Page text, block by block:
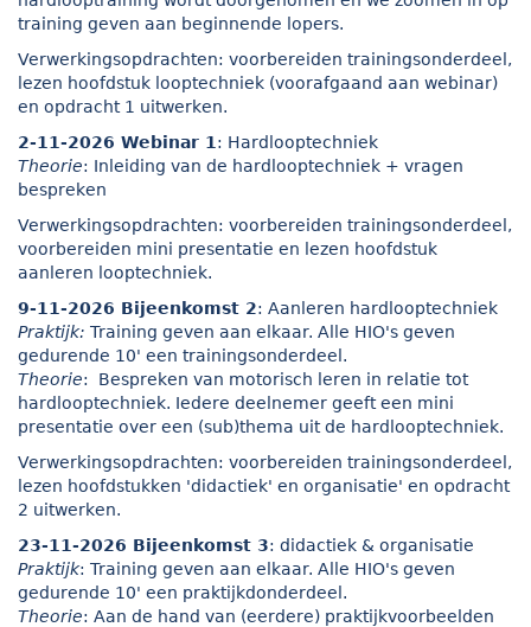
training geven aan beginnende lopers.
Verwerkingsopdrachten: voorbereiden trainingsonderdeel,
lezen hoofdstuk looptechniek (voorafgaand aan webinar)
en opdracht 1 uitwerken.
2-11-2026 Webinar 1 : Hardlooptechniek
Theorie: Inleiding van de hardlooptechniek + vragen
bespreken
Verwerkingsopdrachten: voorbereiden trainingsonderdeel,
voorbereiden mini presentatie en lezen hoofdstuk
aanleren looptechniek.
9-11-2026 Bijeenkomst 2: Aanleren hardlooptechniek
Praktijk: Training geven aan elkaar. Alle HIO's geven
gedurende 10' een trainingsonderdeel.
Theorie: Bespreken van motorisch leren in relatie tot
hardlooptechniek. Iedere deelnemer geeft een mini
presentatie over een (sub)thema uit de hardlooptechniek.
Verwerkingsopdrachten: voorbereiden trainingsonderdeel,
lezen hoofdstukken 'didactiek' en organisatie' en opdracht
2 uitwerken.
23-11-2026 Bijeenkomst 3: didactiek & organisatie
Praktijk: Training geven aan elkaar. Alle HIO's geven
gedurende 10' een praktijkdonderdeel.
Theorie: Aan de hand van (eerdere) praktijkvoorbeelden